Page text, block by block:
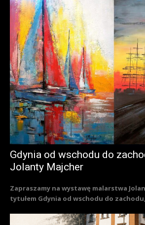
Gdynia od wschodu do
Jolanty Majcher
Zapraszamy na wystawę malarstwa
tytułem Gdynia od wschodu do